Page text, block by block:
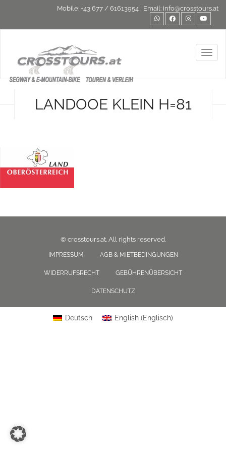
Mobile: +43 677 / 61613954 | Email: info@crosstours.at
LANDOOE KLEIN H=81
© crosstours.at. All rights reserved.
IMPRESSUM AGB & MIETBEDINGUNGEN
WIDERRUFSRECHT GEBÜHRENÜBERSICHT
DATENSCHUTZ
Deutsch English(Englisch)